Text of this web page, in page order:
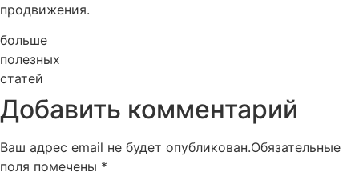
продвижения.
больше
полезных
статей
Добавить комментарий
Ваш адрес email не будет опубликован.Обязательные
поля помечены *